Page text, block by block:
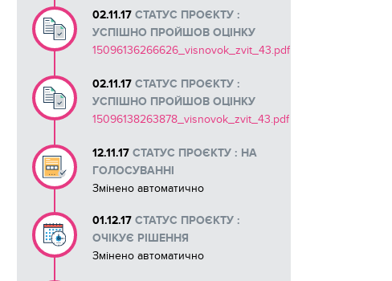
02.11.17 СТАТУС ПРОЄКТУ :
УСПІШНО ПРОЙШОВ ОЦІНКУ
15096136266626_visnovok_zvit_43.pdf
02.11.17 СТАТУС ПРОЄКТУ :
УСПІШНО ПРОЙШОВ ОЦІНКУ
15096138263878_visnovok_zvit_43.pdf
12.11.17 СТАТУС ПРОЄКТУ : НА
ГОЛОСУВАННІ
Змінено автоматично
01.12.17 СТАТУС ПРОЄКТУ :
ОЧІКУЄ РІШЕННЯ
Змінено автоматично